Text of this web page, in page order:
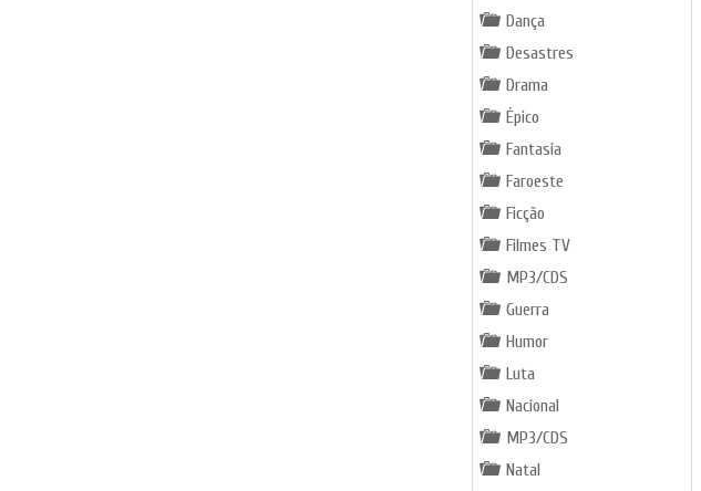
Dança
Desastres
Drama
Épico
Fantasia
Faroeste
Ficção
Filmes TV
MP3/CDS
Guerra
Humor
Luta
Nacional
MP3/CDS
Natal